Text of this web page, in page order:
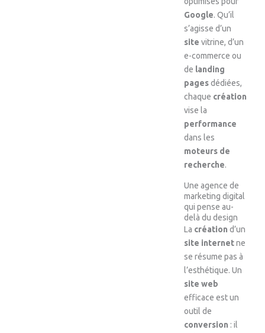
Google. Qu’il
s’agisse d’un
site vitrine, d’un
e-commerce ou
de landing
pagesdédiées,
chaque création
vise la
performance
dans les
moteurs de
recherche.
Une agence de
marketing digital
qui pense au-
delà du design
La création d’un
site internetne
se résume pas à
l’esthétique. Un
site web
efficace est un
outil de
conversion : il